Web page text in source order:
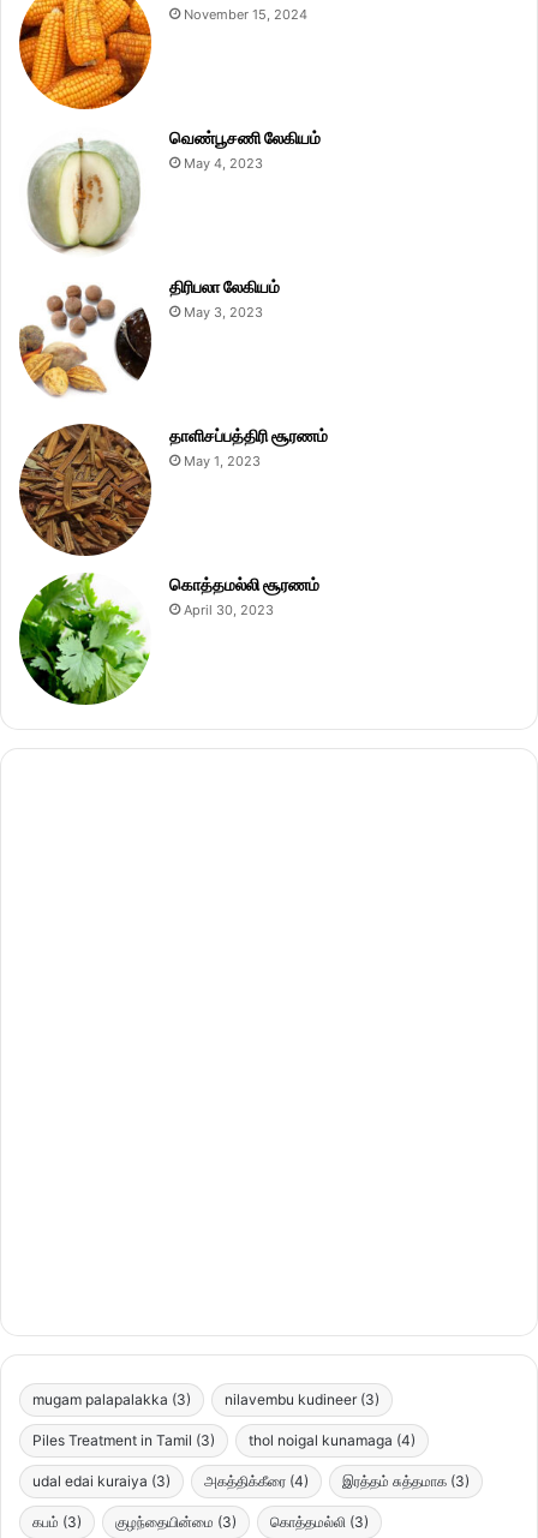
November 15, 2024
வெண்பூசணி லேகியம்
May 4, 2023
திரிபலா லேகியம்
May 3, 2023
தாளிசப்பத்திரி சூரணம்
May 1, 2023
கொத்தமல்லி சூரணம்
April 30, 2023
mugam palapalakka (3) nilavembu kudineer (3)
Piles Treatment in Tamil (3) thol noigal kunamaga (4)
udal edai kuraiya (3) அகத்திக்கீரை (4) இரத்தம் சுத்தமாக (3)
கபம் (3) குழந்தையின்மை (3) கொத்தமல்லி (3)